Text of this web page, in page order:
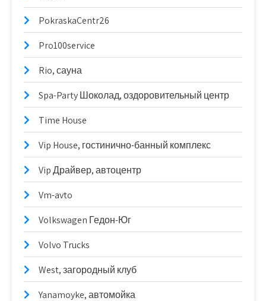
PokraskaCentr26
Pro100service
Rio, сауна
Spa-Party Шоколад, оздоровительный центр
Time House
Vip House, гостинично-банный комплекс
Vip Драйвер, автоцентр
Vm-avto
Volkswagen Гедон-Юг
Volvo Trucks
West, загородный клуб
Yanamoyke, автомойка